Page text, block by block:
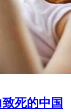
死的中国